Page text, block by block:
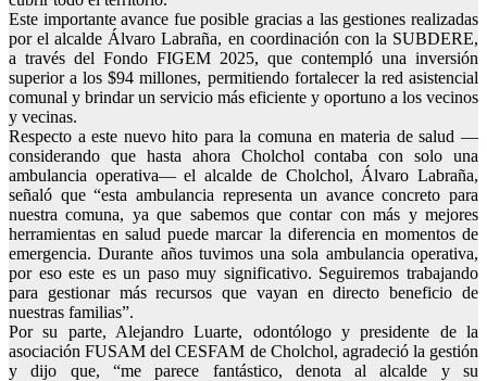
Este importante avance fue posible gracias a las gestiones realizadas
por el alcalde Álvaro Labraña, en coordinación con la SUBDERE,
a través del Fondo FIGEM 2025, que contempló una inversión
superior a los $94 millones, permitiendo fortalecer la red asistencial
comunal y brindar un servicio más eficiente y oportuno a los vecinos
y vecinas.
Respecto a este nuevo hito para la comuna en materia de salud —
considerando que hasta ahora Cholchol contaba con solo una
ambulancia operativa— el alcalde de Cholchol, Álvaro Labraña,
señaló que “esta ambulancia representa un avance concreto para
nuestra comuna, ya que sabemos que contar con más y mejores
herramientas en salud puede marcar la diferencia en momentos de
emergencia. Durante años tuvimos una sola ambulancia operativa,
por eso este es un paso muy significativo. Seguiremos trabajando
para gestionar más recursos que vayan en directo beneficio de
nuestras familias”.
Por su parte, Alejandro Luarte, odontólogo y presidente de la
asociación FUSAM del CESFAM de Cholchol, agradeció la gestión
y dijo que, “me parece fantástico, denota al alcalde y su